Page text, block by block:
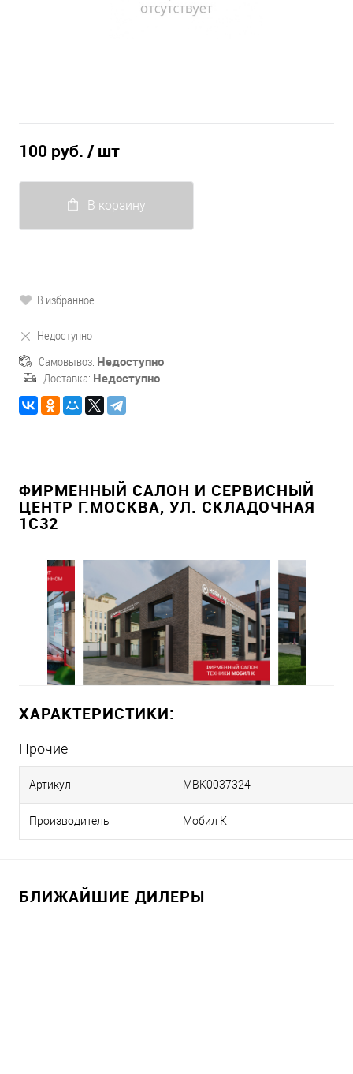
100 руб. / шт
В корзину
В избранное
Недоступно
Самовывоз: Недоступно
Доставка: Недоступно
ФИРМЕННЫЙ САЛОН И СЕРВИСНЫЙ
ЦЕНТР Г.МОСКВА, УЛ. СКЛАДОЧНАЯ
1С32
ХАРАКТЕРИСТИКИ:
Прочие
Артикул MBK0037324
Производитель Мобил К
БЛИЖАЙШИЕ ДИЛЕРЫ